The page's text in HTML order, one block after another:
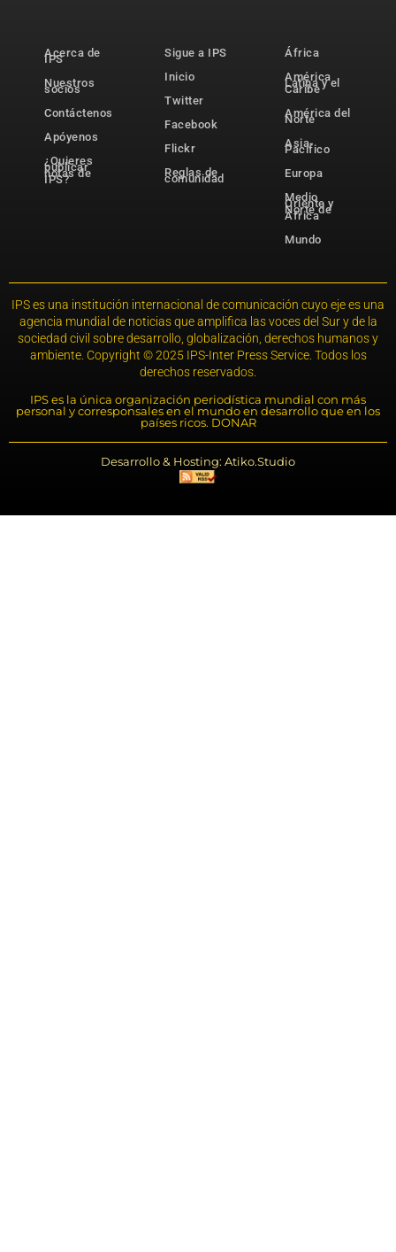
Acerca de
IPS
Nuestros
socios
Contáctenos
Apóyenos
¿Quieres
publicar
notas de
IPS?
Sigue a IPS
Inicio
Twitter
Facebook
Flickr
Reglas de
comunidad
África
América
Latina y el
Caribe
América del
Norte
Asia-
Pacífico
Europa
Medio
Oriente y
Norte de
África
Mundo
IPS es una institución internacional de comunicación cuyo eje es una
agencia mundial de noticias que amplifica las voces del Sur y de la
sociedad civil sobre desarrollo, globalización, derechos humanos y
ambiente. Copyright © 2025 IPS-Inter Press Service. Todos los
derechos reservados.
IPS es la única organización periodística mundial con más
personal y corresponsales en el mundo en desarrollo que en los
países ricos. DONAR
Desarrollo & Hosting: Atiko.Studio